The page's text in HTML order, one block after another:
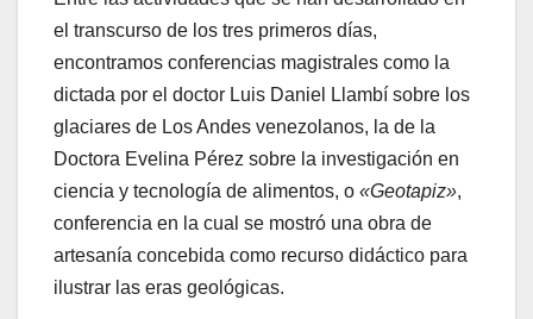
el transcurso de los tres primeros días,
encontramos conferencias magistrales como la
dictada por el doctor Luis Daniel Llambí sobre los
glaciares de Los Andes venezolanos, la de la
Doctora Evelina Pérez sobre la investigación en
ciencia y tecnología de alimentos, o «Geotapiz»,
conferencia en la cual se mostró una obra de
artesanía concebida como recurso didáctico para
ilustrar las eras geológicas.